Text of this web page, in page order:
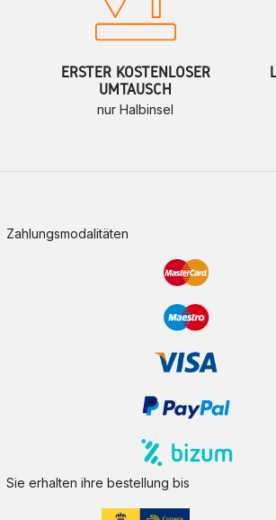
ERSTER KOSTENLOSER
UMTAUSCH
nur Halbinsel
Zahlungsmodalitäten
Sie erhalten ihre bestellung bis